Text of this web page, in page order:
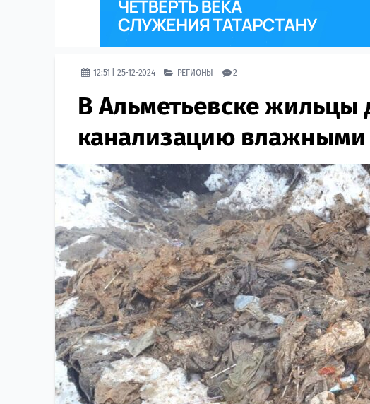
12:51 | 25-12-2024 РЕГИОНЫ 2
В Альметьевске жильцы
канализацию влажными